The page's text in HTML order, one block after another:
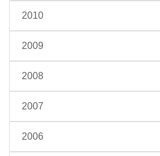
2010
2009
2008
2007
2006